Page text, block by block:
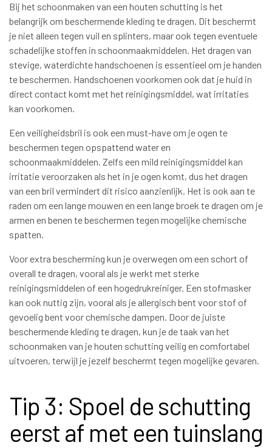
Bij het schoonmaken van een houten schutting is het
belangrijk om beschermende kleding te dragen. Dit beschermt
je niet alleen tegen vuil en splinters, maar ook tegen eventuele
schadelijke stoffen in schoonmaakmiddelen. Het dragen van
stevige, waterdichte handschoenen is essentieel om je handen
te beschermen. Handschoenen voorkomen ook dat je huid in
direct contact komt met het reinigingsmiddel, wat irritaties
kan voorkomen.
Een veiligheidsbril is ook een must-have om je ogen te
beschermen tegen opspattend water en
schoonmaakmiddelen. Zelfs een mild reinigingsmiddel kan
irritatie veroorzaken als het in je ogen komt, dus het dragen
van een bril vermindert dit risico aanzienlijk. Het is ook aan te
raden om een lange mouwen en een lange broek te dragen om je
armen en benen te beschermen tegen mogelijke chemische
spatten.
Voor extra bescherming kun je overwegen om een schort of
overall te dragen, vooral als je werkt met sterke
reinigingsmiddelen of een hogedrukreiniger. Een stofmasker
kan ook nuttig zijn, vooral als je allergisch bent voor stof of
gevoelig bent voor chemische dampen. Door de juiste
beschermende kleding te dragen, kun je de taak van het
schoonmaken van je houten schutting veilig en comfortabel
uitvoeren, terwijl je jezelf beschermt tegen mogelijke gevaren.
Tip 3: Spoel de schutting
eerst af met een tuinslang